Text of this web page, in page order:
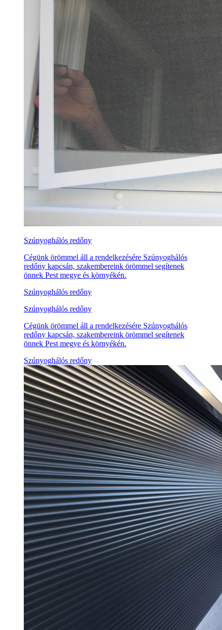
Szúnyoghálós redőny
Cégünk örömmel áll a rendelkezésére Szúnyoghálós
redőny kapcsán, szakembereink örömmel segítenek
önnek Pest megye és környékén.
Szúnyoghálós redőny
Szúnyoghálós redőny
Cégünk örömmel áll a rendelkezésére Szúnyoghálós
redőny kapcsán, szakembereink örömmel segítenek
önnek Pest megye és környékén.
Szúnyoghálós redőny